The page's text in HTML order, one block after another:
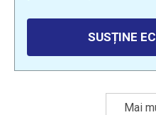
SUSȚINE
Mai